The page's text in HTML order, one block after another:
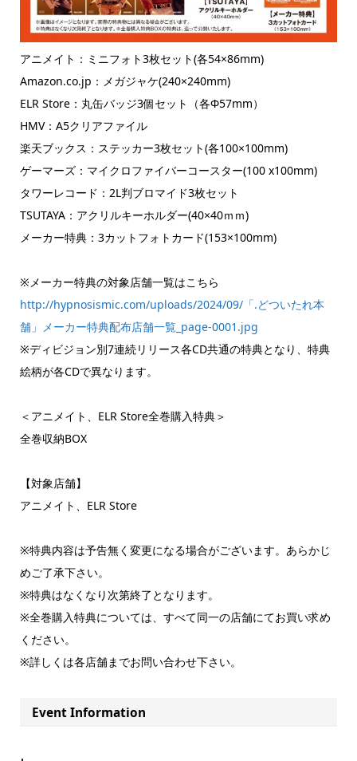
アニメイト：ミニフォト3枚セット(各54×86mm)
Amazon.co.jp：メガジャケ(240×240mm)
ELR Store：丸缶バッジ3個セット（各Φ57mm）
HMV：A5クリアファイル
楽天ブックス：ステッカー3枚セット(各100×100mm)
ゲーマーズ：マイクロファイバーコースター(100 x100mm)
タワーレコード：2L判ブロマイド3枚セット
TSUTAYA：アクリルキーホルダー(40×40ｍｍ)
メーカー特典：3カットフォトカード(153×100mm)
※メーカー特典の対象店舗一覧はこちら
http://hypnosismic.com/uploads/2024/09/「.どついたれ本
舗」メーカー特典配布店舗一覧_page-0001.jpg
※ディビジョン別7連続リリース各CD共通の特典となり、特典
絵柄が各CDで異なります。
＜アニメイト、ELR Store全巻購入特典＞
全巻収納BOX
【対象店舗】
アニメイト、ELR Store
※特典内容は予告無く変更になる場合がございます。あらかじ
めご了承下さい。
※特典はなくなり次第終了となります。
※全巻購入特典については、すべて同一の店舗にてお買い求め
ください。
※詳しくは各店舗までお問い合わせ下さい。
Event Information